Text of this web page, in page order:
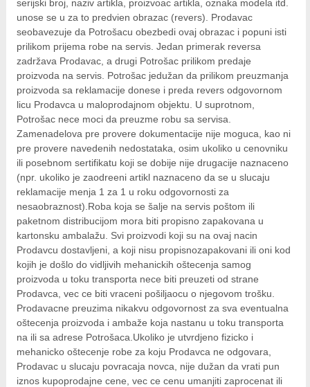
serijski broj, naziv artikla, proizvoac artikla, oznaka modela itd.
unose se u za to predvien obrazac (revers). Prodavac
seobavezuje da Potrošacu obezbedi ovaj obrazac i popuni isti
prilikom prijema robe na servis. Jedan primerak reversa
zadržava Prodavac, a drugi Potrošac prilikom predaje
proizvoda na servis. Potrošac jedužan da prilikom preuzmanja
proizvoda sa reklamacije donese i preda revers odgovornom
licu Prodavca u maloprodajnom objektu. U suprotnom,
Potrošac nece moci da preuzme robu sa servisa.
Zamenadelova pre provere dokumentacije nije moguca, kao ni
pre provere navedenih nedostataka, osim ukoliko u cenovniku
ili posebnom sertifikatu koji se dobije nije drugacije naznaceno
(npr. ukoliko je zaodreeni artikl naznaceno da se u slucaju
reklamacije menja 1 za 1 u roku odgovornosti za
nesaobraznost).Roba koja se šalje na servis poštom ili
paketnom distribucijom mora biti propisno zapakovana u
kartonsku ambalažu. Svi proizvodi koji su na ovaj nacin
Prodavcu dostavljeni, a koji nisu propisnozapakovani ili oni kod
kojih je došlo do vidljivih mehanickih oštecenja samog
proizvoda u toku transporta nece biti preuzeti od strane
Prodavca, vec ce biti vraceni pošiljaocu o njegovom trošku.
Prodavacne preuzima nikakvu odgovornost za sva eventualna
oštecenja proizvoda i ambaže koja nastanu u toku transporta
na ili sa adrese Potrošaca.Ukoliko je utvrdjeno fizicko i
mehanicko oštecenje robe za koju Prodavca ne odgovara,
Prodavac u slucaju povracaja novca, nije dužan da vrati pun
iznos kupoprodajne cene, vec ce cenu umanjiti zaprocenat ili